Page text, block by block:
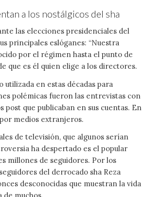
a los nostálgicos del sha
las elecciones presidenciales del
principales eslóganes: “Nuestra
por el régimen hasta el punto de
que es él quien elige a los directores.
en estas décadas para
polémicas fueron las entrevistas con
que publicaban en sus cuentas. En
medios extranjeros.
de televisión, que algunos serían
ha despertado es el popular
millones de seguidores. Por los
del ­derrocado sha Reza
desconocidas que muestran la vida